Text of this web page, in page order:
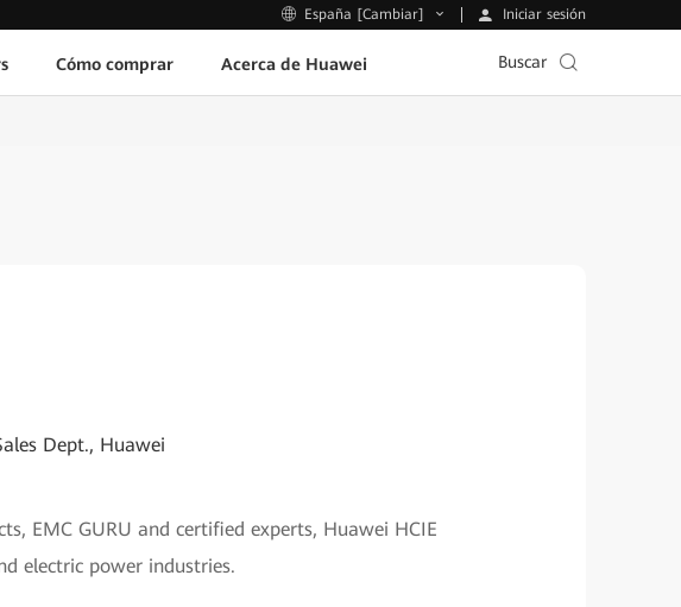
España [Cambiar] Iniciar sesión
Cómo comprar Acerca de Huawei Buscar
Dept., Huawei
EMC GURU and certified experts, Huawei HCIE
electric power industries.